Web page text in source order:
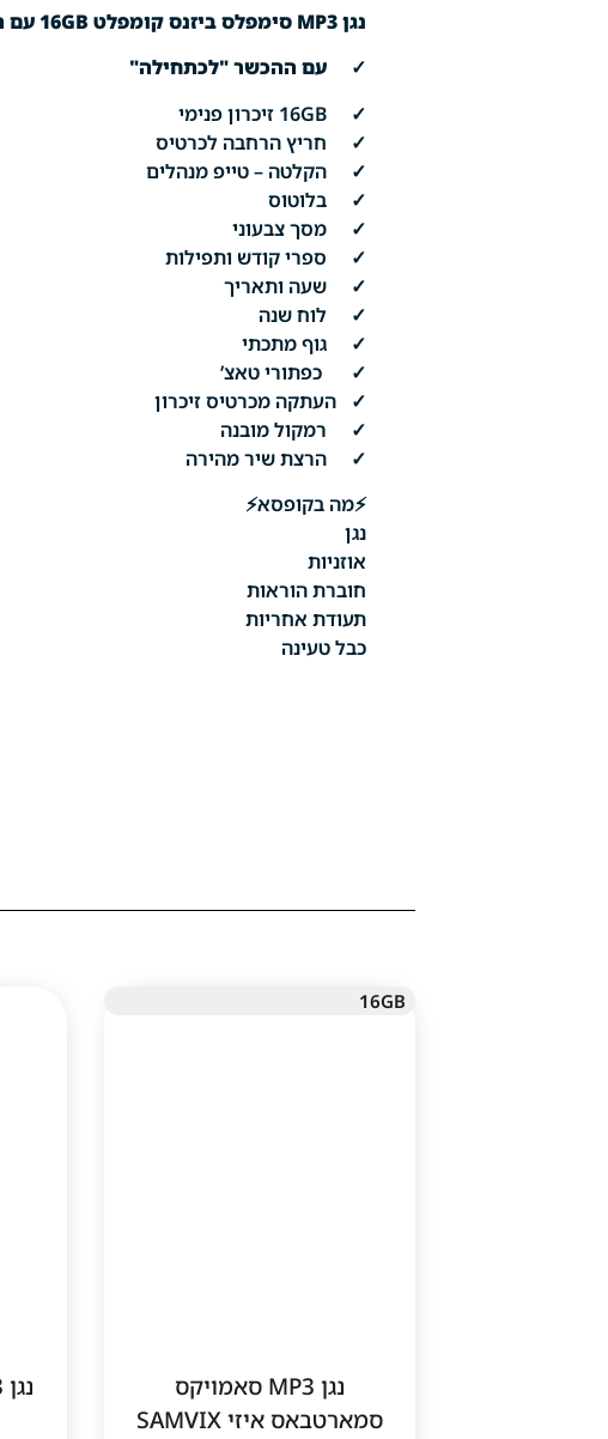
נגן MP3 סימפלס ביזנס קומפלט 16GB עם ההכשר לכתחילה | מבית סאמויקס
✓ עם ההכשר "לכתחילה"
✓ 16GB זיכרון פנימי
✓ חריץ הרחבה לכרטיס
✓ הקלטה – טייפ מנהלים
✓ בלוטוס
✓ מסך צבעוני
✓ ספרי קודש ותפילות
✓ שעה ותאריך
✓ לוח שנה
✓ גוף מתכתי
✓ כפתורי טאצ’
✓ העתקה מכרטיס זיכרון
✓ רמקול מובנה
✓ הרצת שיר מהירה
⚡מה בקופסא⚡
נגן
אוזניות
חוברת הוראות
תעודת אחריות
כבל טעינה
נגן MP3 סאמויקס
סמארטבאס איזי SAMVIX
16GB